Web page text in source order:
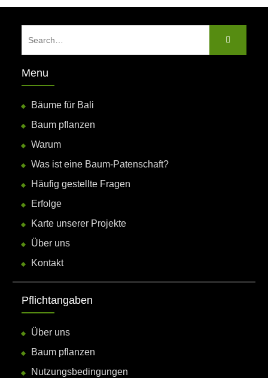
Menu
Bäume für Bali
Baum pflanzen
Warum
Was ist eine Baum-Patenschaft?
Häufig gestellte Fragen
Erfolge
Karte unserer Projekte
Über uns
Kontakt
Pflichtangaben
Über uns
Baum pflanzen
Nutzungsbedingungen